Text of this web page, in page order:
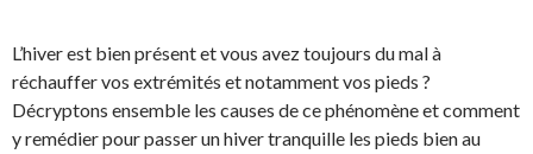
L’hiver est bien présent et vous avez toujours du mal à
réchauffer vos extrémités et notamment vos pieds ?
Décryptons ensemble les causes de ce phénomène et comment
y remédier pour passer un hiver tranquille les pieds bien au